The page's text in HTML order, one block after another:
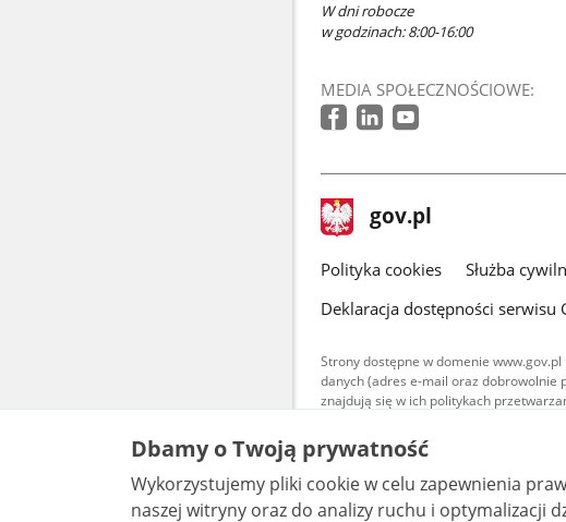
W dni robocze
w godzinach: 8:00-16:00
MEDIA SPOŁECZNOŚCIOWE:
stopka
gov.pl Strona
gov.pl
gov.pl
Polityka cookies Służba
Deklaracja dostępności serwisu
Strony dostępne w domenie
danych (adres e-mail oraz dobrowolnie
znajdują się w ich politykach
Treści tekstowe
udostępniane na licencji
warunkach 4.0 (CC BY-
są udostępniane na
bez utworów zależnych
Dbamy o Twoją prywatność
Wykorzystujemy pliki cookie w celu zapewnienia
naszej witryny oraz do analizy ruchu i optymalizacji działania